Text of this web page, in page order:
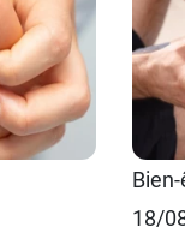
18/